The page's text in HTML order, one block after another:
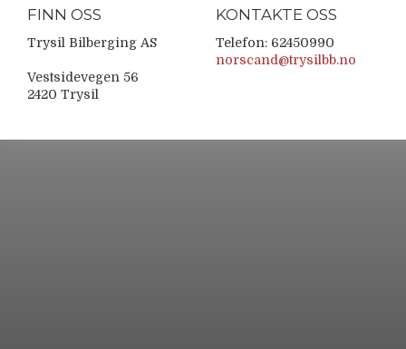
FINN OSS
Trysil Bilberging AS
Vestsidevegen 56
2420 Trysil
KONTAKTE OSS
Telefon: 62450990
norscand@trysilbb.no